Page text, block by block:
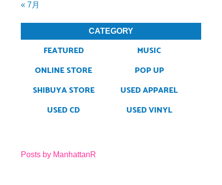
« 7月
CATEGORY
FEATURED
MUSIC
ONLINE STORE
POP UP
SHIBUYA STORE
USED APPAREL
USED CD
USED VINYL
Posts by ManhattanR